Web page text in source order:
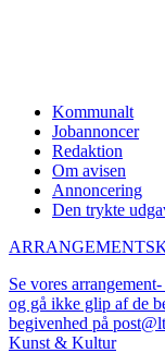
Kommunalt
Jobannoncer
Redaktion
Om avisen
Annoncering
Den trykte
Se vores
og gå ikke glip af de
begivenhed på
Kunst & Kultur